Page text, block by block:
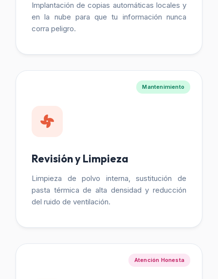
Implantación de copias automáticas locales y
en la nube para que tu información nunca
corra peligro.
Mantenimiento
Revisión y Limpieza
Limpieza de polvo interna, sustitución de
pasta térmica de alta densidad y reducción
del ruido de ventilación.
Atención Honesta